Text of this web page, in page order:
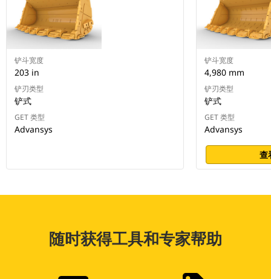
铲斗宽度
203 in
铲刃类型
铲式
GET 类型
Advansys
铲斗宽度
4,980 mm
铲刃类型
铲式
GET 类型
Advansys
查
随时获得工具和专家帮助